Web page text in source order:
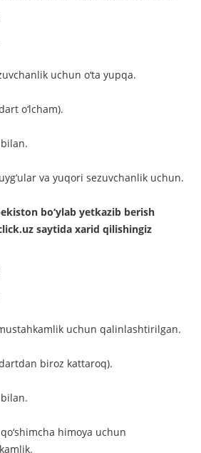
uchun o‘ta yupqa.
o‘lcham).
va yuqori sezuvchanlik uchun.
bo‘ylab yetkazib berish
saytida xarid qilishingiz
uchun qalinlashtirilgan.
biroz kattaroq).
himoya uchun